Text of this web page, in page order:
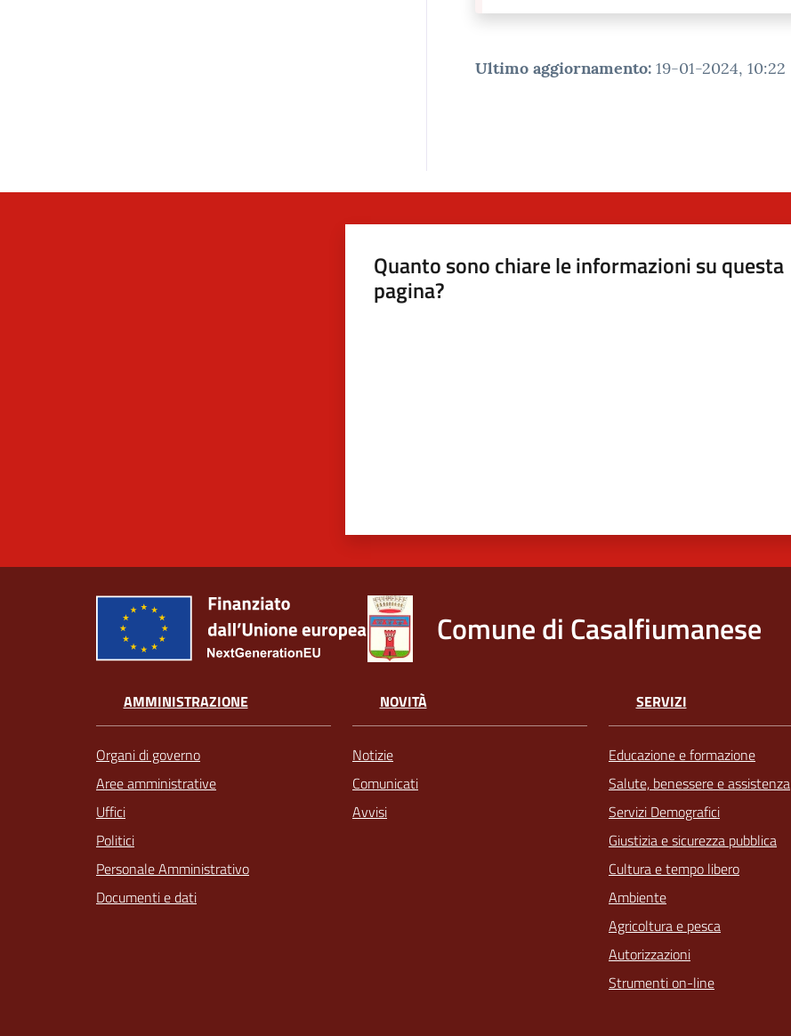
Ultimo aggiornamento: 19-01-2024, 10:22
Quanto sono chiare le informazioni su questa
pagina?
Comune di Casalfiumanese
AMMINISTRAZIONE
Organi di governo
Aree amministrative
Uffici
Politici
Personale Amministrativo
Documenti e dati
NOVITÀ
Notizie
Comunicati
Avvisi
SERVIZI
Educazione e formazione
Salute, benessere e assistenza
Servizi Demografici
Giustizia e sicurezza pubblica
Cultura e tempo libero
Ambiente
Agricoltura e pesca
Autorizzazioni
Strumenti on-line